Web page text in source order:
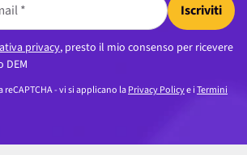
Iscriviti
privacy, presto il mio consenso per ricevere
DEM
- vi si applicano laPrivacy Policye iTermini